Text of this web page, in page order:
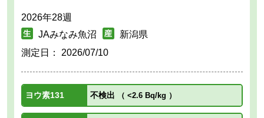
2026年28週
JAみなみ魚沼
新潟県
測定日： 2026/07/10
ヨウ素131 不検出 （ <2.6 Bq/kg ）